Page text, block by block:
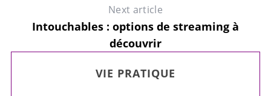
Next article
Intouchables : options de streaming à
découvrir
VIE PRATIQUE